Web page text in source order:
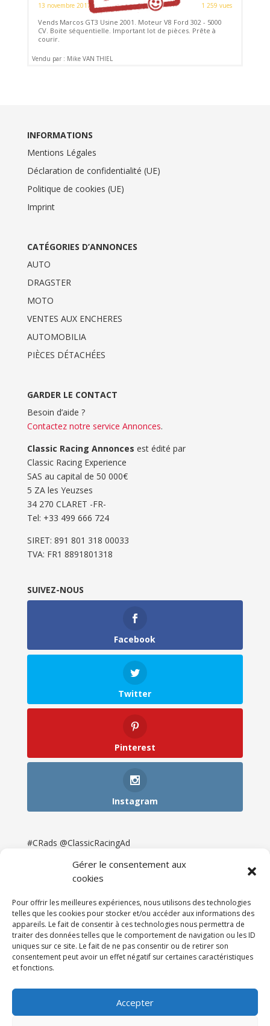
Gérer le consentement aux
cookies
Pour offrir les meilleures expériences, nous utilisons des technologies
telles que les cookies pour stocker et/ou accéder aux informations des
appareils. Le fait de consentir à ces technologies nous permettra de
traiter des données telles que le comportement de navigation ou les ID
uniques sur ce site. Le fait de ne pas consentir ou de retirer son
consentement peut avoir un effet négatif sur certaines caractéristiques
et fonctions.
Accepter
13 novembre 2017
1 259 vues
Vends Marcos GT3 Usine 2001. Moteur V8 Ford 302 - 5000
CV. Boite séquentielle. Important lot de pièces. Prête à
courir.
Vendu par : Mike VAN THIEL
INFORMATIONS
Mentions Légales
Déclaration de confidentialité (UE)
Politique de cookies (UE)
Imprint
CATÉGORIES D’ANNONCES
AUTO
DRAGSTER
MOTO
VENTES AUX ENCHERES
AUTOMOBILIA
PIÈCES DÉTACHÉES
GARDER LE CONTACT
Besoin d’aide ?
Contactez notre service Annonces.
Classic Racing Annonces est édité par
Classic Racing Experience
SAS au capital de 50 000€
5 ZA les Yeuzses
34 270 CLARET -FR-
Tel: ‭+33 499 666 724‬
SIRET: 891 801 318 00033
TVA: FR1 8891801318
SUIVEZ-NOUS
Facebook
Twitter
Pinterest
Instagram
#CRads @ClassicRacingAd
Newsletter & Presse
Partenaires
Tarifs
Espace Client